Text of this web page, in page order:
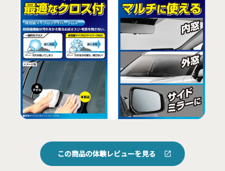
この商品の体験レビューを見る